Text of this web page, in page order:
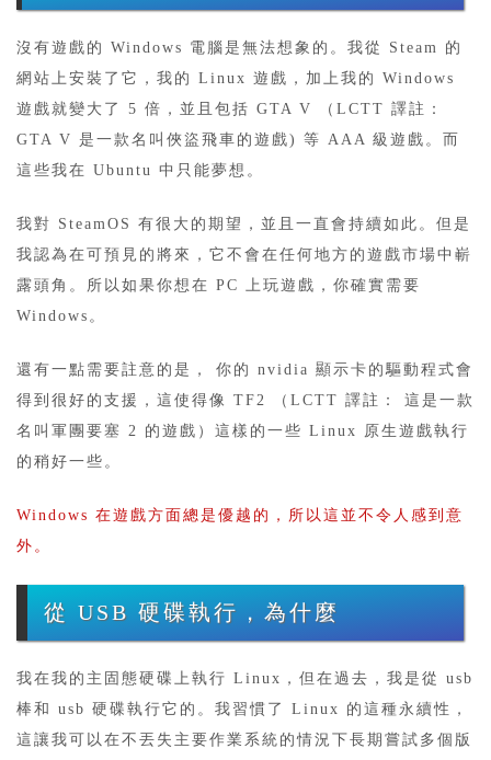
沒有遊戲的 Windows 電腦是無法想象的。我從 Steam 的
網站上安裝了它，我的 Linux 遊戲，加上我的 Windows
遊戲就變大了 5 倍，並且包括 GTA V （LCTT 譯註：
GTA V 是一款名叫俠盜飛車的遊戲) 等 AAA 級遊戲。而
這些我在 Ubuntu 中只能夢想。
我對 SteamOS 有很大的期望，並且一直會持續如此。但是
我認為在可預見的將來，它不會在任何地方的遊戲市場中嶄
露頭角。所以如果你想在 PC 上玩遊戲，你確實需要
Windows。
還有一點需要註意的是， 你的 nvidia 顯示卡的驅動程式會
得到很好的支援，這使得像 TF2 （LCTT 譯註： 這是一款
名叫軍團要塞 2 的遊戲）這樣的一些 Linux 原生遊戲執行
的稍好一些。
Windows 在遊戲方面總是優越的，所以這並不令人感到意
外。
從 USB 硬碟執行，為什麼
我在我的主固態硬碟上執行 Linux，但在過去，我是從 usb
棒和 usb 硬碟執行它的。我習慣了 Linux 的這種永續性，
這讓我可以在不丟失主要作業系統的情況下長期嘗試多個版